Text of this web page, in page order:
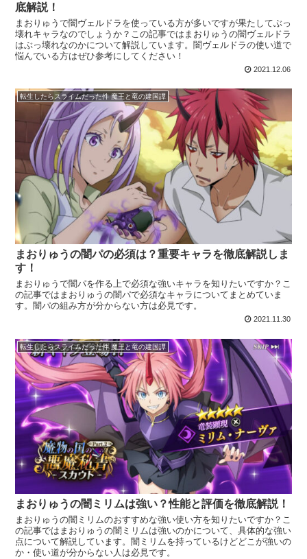
底解説！
まおりゅうで闇ヴェルドラを使っている方が多いですが果たしてぶっ
壊れキャラなのでしょうか？この記事ではまおりゅうの闇ヴェルドラ
はぶっ壊れなのかについて解説しています。闇ヴェルドラの使い道で
悩んでいる方はぜひ参考にしてください！
2021.12.06
転生したらスライムだった件 魔王と竜の建国譚
まおりゅうの闇パの必須は？重要キャラを徹底解説しま
す！
まおりゅうで闇パを作る上で必須な強いキャラを知りたいですか？こ
の記事ではまおりゅうの闇パで必須なキャラについてまとめていま
す。闇パの組み方が分からない方は必見です。
2021.11.30
転生したらスライムだった件 魔王と竜の建国譚
まおりゅうの闇ミリムは強い？性能と評価を徹底解説！
まおりゅうの闇ミリムのおすすめな強い使い方を知りたいですか？こ
の記事ではまおりゅうの闇ミリムは強いのかについて、具体的な強い
点について解説しています。闇ミリムを持っているけどどこが強いの
か・使い道が分からない人は必見です。